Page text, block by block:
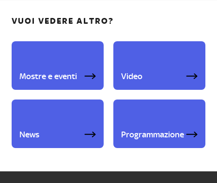
VUOI VEDERE ALTRO?
Mostre e eventi Video
News Programmazione